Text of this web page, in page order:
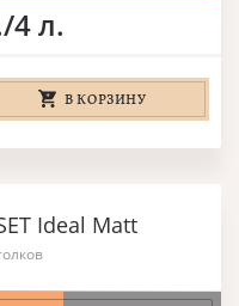
4 л.
В КОРЗИНУ
Ideal Matt